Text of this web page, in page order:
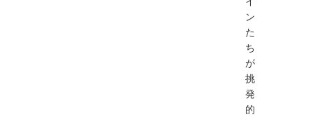
ン
た
ち
が
挑
発
的